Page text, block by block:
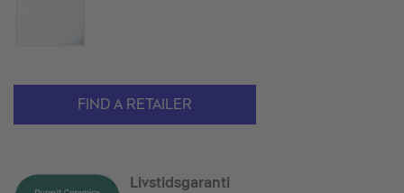
FIND A RETAILER
Livstidsgaranti